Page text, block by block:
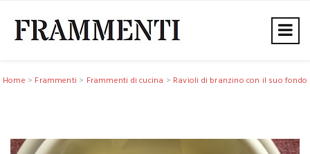
Home > Frammenti > Frammenti di cucina > Ravioli di branzino con il suo fondo